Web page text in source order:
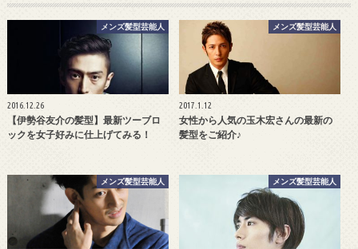
メンズ髪型芸能人
2016.12.26
【伊勢谷友介の髪型】最新ツーブロ
ックを女子好みに仕上げてみる！
メンズ髪型芸能人
2017.1.12
女性から人気の玉木宏さんの最新の
髪型をご紹介♪
メンズ髪型芸能人 メンズ髪型芸能人